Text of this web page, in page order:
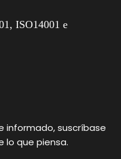
ISO14001 e
informado, suscríbase
lo que piensa.